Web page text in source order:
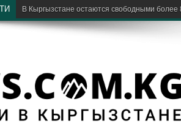
Бишкек станет площадкой дл